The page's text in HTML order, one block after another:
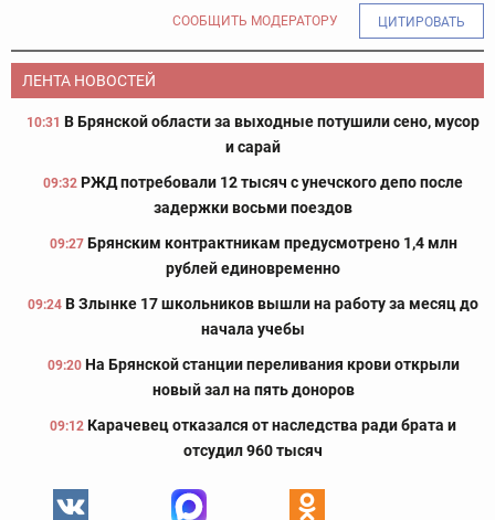
СООБЩИТЬ МОДЕРАТОРУ ЦИТИРОВАТЬ
ЛЕНТА НОВОСТЕЙ
10:31 В Брянской области за выходные потушили сено, мусор
и сарай
09:32 РЖД потребовали 12 тысяч с унечского депо после
задержки восьми поездов
09:27 Брянским контрактникам предусмотрено 1,4 млн
рублей единовременно
09:24 В Злынке 17 школьников вышли на работу за месяц до
начала учебы
09:20 На Брянской станции переливания крови открыли
новый зал на пять доноров
09:12 Карачевец отказался от наследства ради брата и
отсудил 960 тысяч